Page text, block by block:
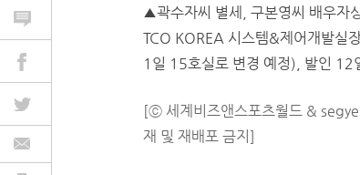
▲곽수자씨 별세, 구본영씨 배우자
TCO KOREA 시스템&제어개발실
1일 15호실로 변경 예정), 발인
[ⓒ 세계비즈앤스포츠월드 &
재 및 재배포 금지]